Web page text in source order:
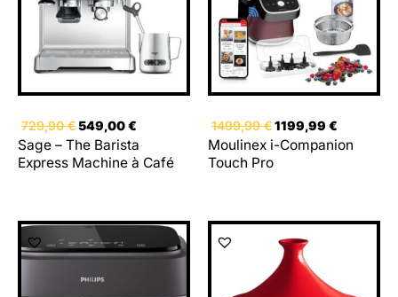
729,90€549,00€
Sage – The Barista
Express Machine à Café
1499,99€1199,99 €
Moulinex i-Companion
Touch Pro
Le
prix
initial
Le
prix
actuel
Le
prix
initial
était :
124,59 €.
Le
est :
114,51 €.